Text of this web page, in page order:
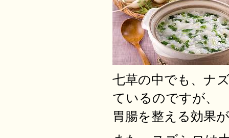
七草の中でも、ナ
ているのですが、
胃腸を整える効果